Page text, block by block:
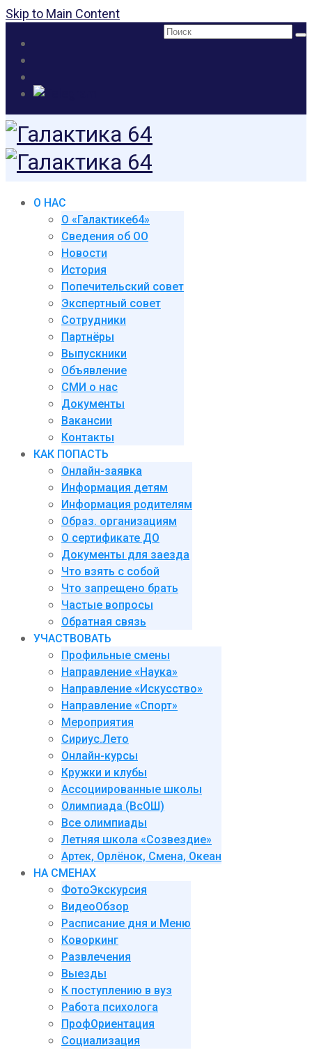
Skip to Main Content
Поиск:
О НАС
О «Галактике64»
Сведения об ОО
Новости
История
Попечительский совет
Экспертный совет
Сотрудники
Партнёры
Выпускники
Объявление
СМИ о нас
Документы
Вакансии
Контакты
КАК ПОПАСТЬ
Онлайн-заявка
Информация детям
Информация родителям
Образ. организациям
О сертификате ДО
Документы для заезда
Что взять с собой
Что запрещено брать
Частые вопросы
Обратная связь
УЧАСТВОВАТЬ
Профильные смены
Направление «Наука»
Направление «Искусство»
Направление «Спорт»
Мероприятия
Сириус.Лето
Онлайн-курсы
Кружки и клубы
Ассоциированные школы
Олимпиада (ВсОШ)
Все олимпиады
Летняя школа «Созвездие»
Артек, Орлёнок, Смена, Океан
НА СМЕНАХ
ФотоЭкскурсия
ВидеоОбзор
Расписание дня и Меню
Коворкинг
Развлечения
Выезды
К поступлению в вуз
Работа психолога
ПрофОриентация
Социализация